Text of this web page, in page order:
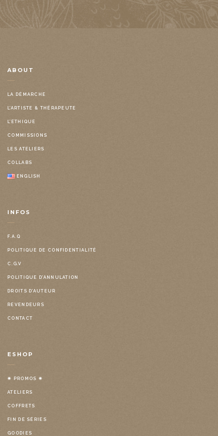
ABOUT
LA DÉMARCHE
L’ARTISTE & THÉRAPEUTE
L’ETHIQUE
COMMISSIONS
LES ATELIERS
COLLABS
ENGLISH
INFOS
F.A.Q
POLITIQUE DE CONFIDENTIALITÉ
C.G.V
POLITIQUE D’ANNULATION
DROITS D’AUTEUR
REVENDEURS
CONTACT
ESHOP
✷ PROMOS ✷
ATELIERS
COFFRETS
FIN DE SÉRIES
GOODIES